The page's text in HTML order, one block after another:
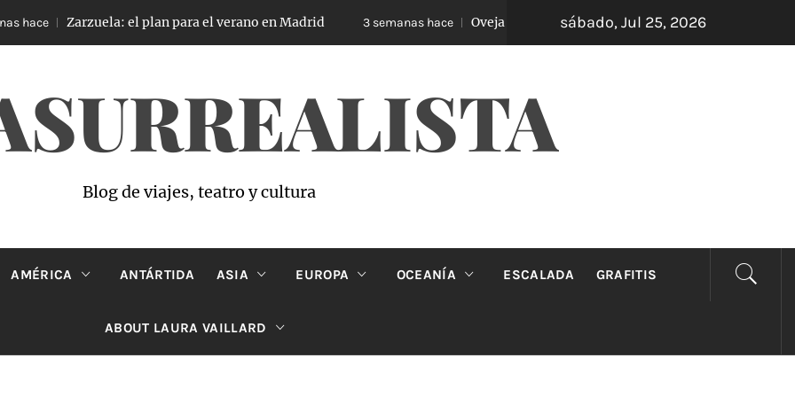
Zarzuela: el plan para el verano en Madrid 3 semanas hace Oveja Negra: el unipersonal que se ríe de los mandatos
sábado, Jul 25, 2026
Blog de viajes, teatro y cultura
AMÉRICA ANTÁRTIDA ASIA EUROPA OCEANÍA ESCALADA GRAFITIS
ABOUT LAURA VAILLARD